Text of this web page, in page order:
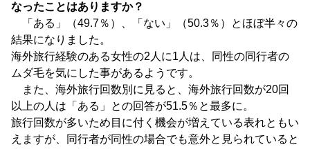
なったことはありますか？
「ある」（49.7％）、「ない」（50.3％）とほぼ半々の
結果になりました。
海外旅行経験のある女性の2人に1人は、同性の同行者の
ムダ毛を気にした事があるようです。
また、海外旅行回数別に見ると、海外旅行回数が20回
以上の人は「ある」との回答が51.5％と最多に。
旅行回数が多いため目に付く機会が増えている表れともい
えますが、同行者が同性の場合でも意外と見られていると